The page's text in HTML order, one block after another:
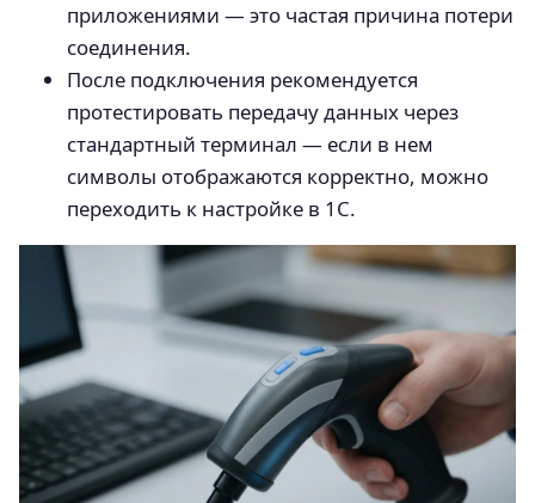
приложениями — это частая причина потери
соединения.
После подключения рекомендуется
протестировать передачу данных через
стандартный терминал — если в нем
символы отображаются корректно, можно
переходить к настройке в 1С.